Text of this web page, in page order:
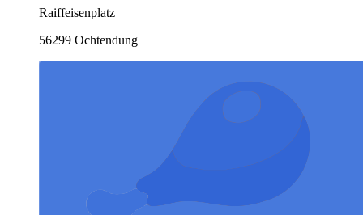
Raiffeisenplatz
56299 Ochtendung